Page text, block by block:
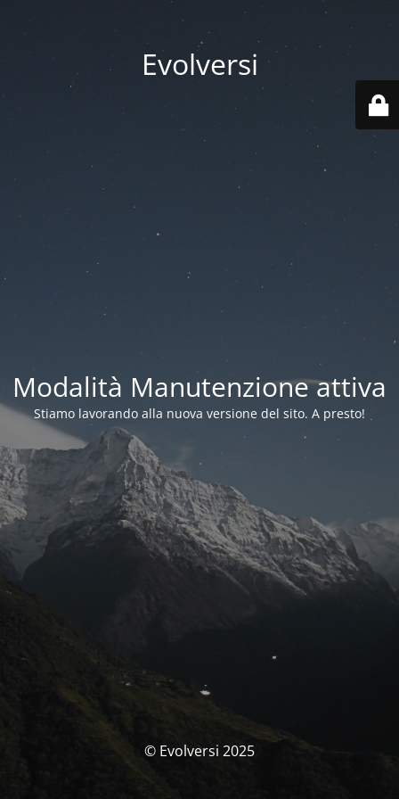
Evolversi
Modalità Manutenzione attiva
Stiamo lavorando alla nuova versione del sito. A presto!
© Evolversi 2025